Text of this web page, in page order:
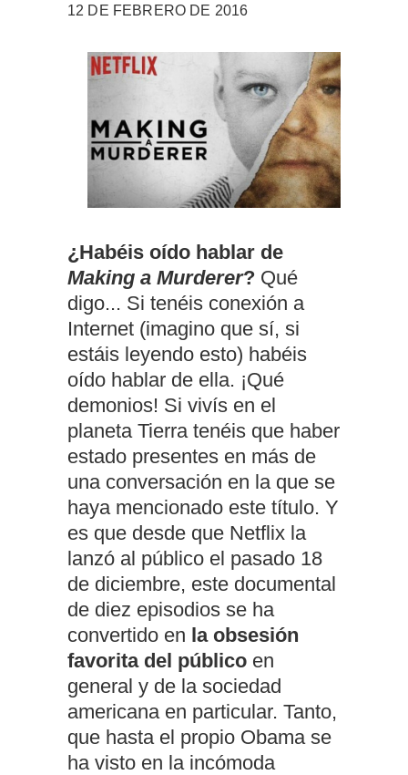
12 DE FEBRERO DE 2016
¿Habéis oído hablar de
Making a Murderer? Qué
digo... Si tenéis conexión a
Internet (imagino que sí, si
estáis leyendo esto) habéis
oído hablar de ella. ¡Qué
demonios! Si vivís en el
planeta Tierra tenéis que haber
estado presentes en más de
una conversación en la que se
haya mencionado este título. Y
es que desde que Netflix la
lanzó al público el pasado 18
de diciembre, este documental
de diez episodios se ha
convertido en la obsesión
favorita del público en
general y de la sociedad
americana en particular. Tanto,
que hasta el propio Obama se
ha visto en la incómoda